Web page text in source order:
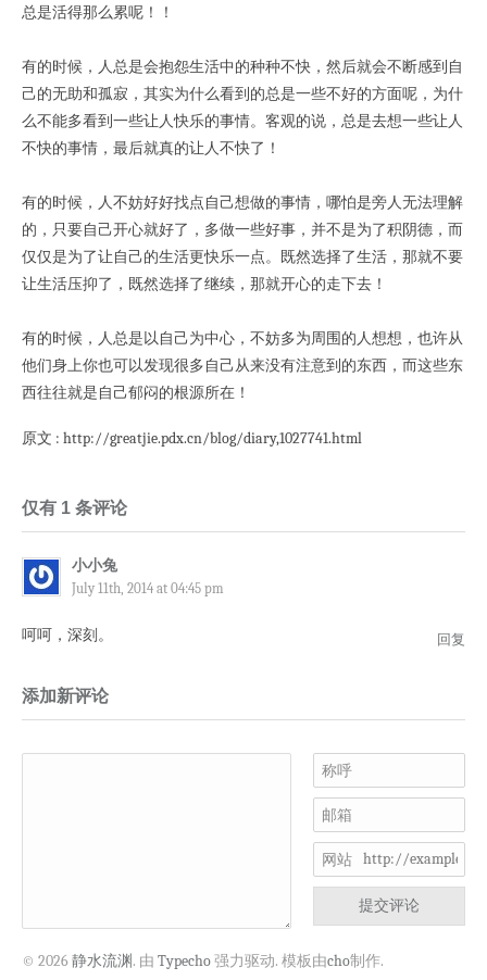
总是活得那么累呢！！
有的时候，人总是会抱怨生活中的种种不快，然后就会不断感到自
己的无助和孤寂，其实为什么看到的总是一些不好的方面呢，为什
么不能多看到一些让人快乐的事情。客观的说，总是去想一些让人
不快的事情，最后就真的让人不快了！
有的时候，人不妨好好找点自己想做的事情，哪怕是旁人无法理解
的，只要自己开心就好了，多做一些好事，并不是为了积阴德，而
仅仅是为了让自己的生活更快乐一点。既然选择了生活，那就不要
让生活压抑了，既然选择了继续，那就开心的走下去！
有的时候，人总是以自己为中心，不妨多为周围的人想想，也许从
他们身上你也可以发现很多自己从来没有注意到的东西，而这些东
西往往就是自己郁闷的根源所在！
原文 : http://greatjie.pdx.cn/blog/diary,1027741.html
仅有 1 条评论
小小兔
July 11th, 2014 at 04:45 pm
呵呵，深刻。 回复
添加新评论
称呼
邮箱
网站
提交评论
© 2026 静水流渊. 由 Typecho强力驱动. 模板由cho制作.